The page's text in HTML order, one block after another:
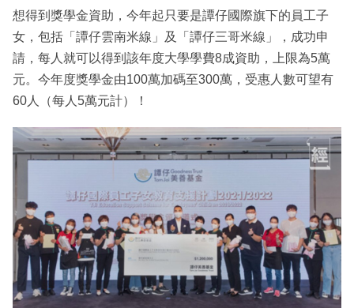
想得到獎學金資助，今年起只要是譚仔國際旗下的員工子
女，包括「譚仔雲南米線」及「譚仔三哥米線」，成功申
請，每人就可以得到該年度大學學費8成資助，上限為5萬
元。今年度獎學金由100萬加碼至300萬，受惠人數可望有
60人（每人5萬元計）！